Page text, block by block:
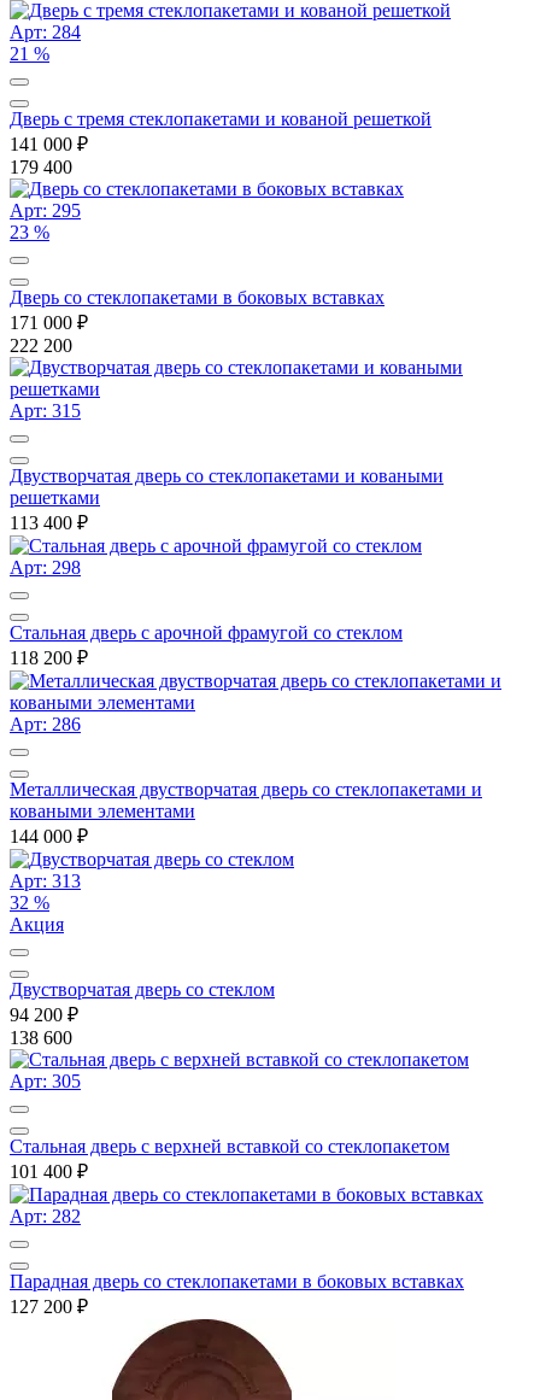
Арт: 284
21 %
Дверь с тремя стеклопакетами и кованой решеткой
141 000 ₽
179 400
Арт: 295
23 %
Дверь со стеклопакетами в боковых вставках
171 000 ₽
222 200
Арт: 315
Двустворчатая дверь со стеклопакетами и коваными
решетками
113 400 ₽
Арт: 298
Стальная дверь с арочной фрамугой со стеклом
118 200 ₽
Арт: 286
Металлическая двустворчатая дверь со стеклопакетами и
коваными элементами
144 000 ₽
Арт: 313
32 %
Акция
Двустворчатая дверь со стеклом
94 200 ₽
138 600
Арт: 305
Стальная дверь с верхней вставкой со стеклопакетом
101 400 ₽
Арт: 282
Парадная дверь со стеклопакетами в боковых вставках
127 200 ₽